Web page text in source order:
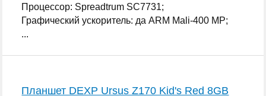
Процессор: Spreadtrum SC7731;
Графический ускоритель: да ARM Mali-400 MP;
...
Планшет DEXP Ursus Z170 Kid's Red 8GB